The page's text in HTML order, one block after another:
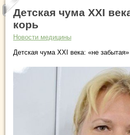
Детская чума XXI
корь
Новости медицины
Детская чума XXI века: «не